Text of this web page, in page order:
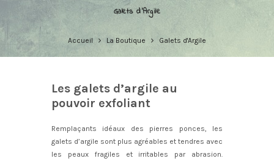
Galets d'Argile
Accueil La Boutique Galets d'Argile
Les galets d’argile au
pouvoir exfoliant
Remplaçants idéaux des pierres ponces, les
galets d’argile sont plus agréables et tendres avec
les peaux fragiles et irritables par abrasion.